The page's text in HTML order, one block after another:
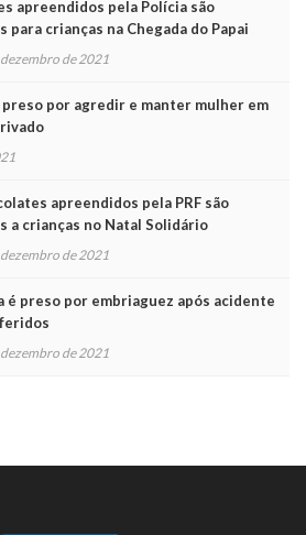
apreendidos pela Polícia são
para crianças na Chegada do Papai
dezembro de 2021
preso por agredir e manter mulher em
apreendidos pela PRF são
a crianças no Natal Solidário
dezembro de 2021
é preso por embriaguez após acidente
dezembro de 2021